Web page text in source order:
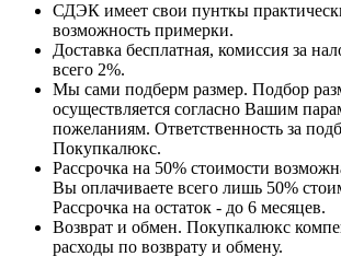
СДЭК имеет свои пунткы
возможность примерки.
Доставка бесплатная, комиссия за
всего 2%.
Мы сами подберм размер. Подбор
осуществляется согласно Вашим
пожеланиям. Ответственность за
Покупкалюкс.
Рассрочка на 50% стоимости
Вы оплачиваете всего лишь 50%
Рассрочка на остаток - до 6 месяцев.
Возврат и обмен. Покупкалюкс
расходы по возврату и обмену.